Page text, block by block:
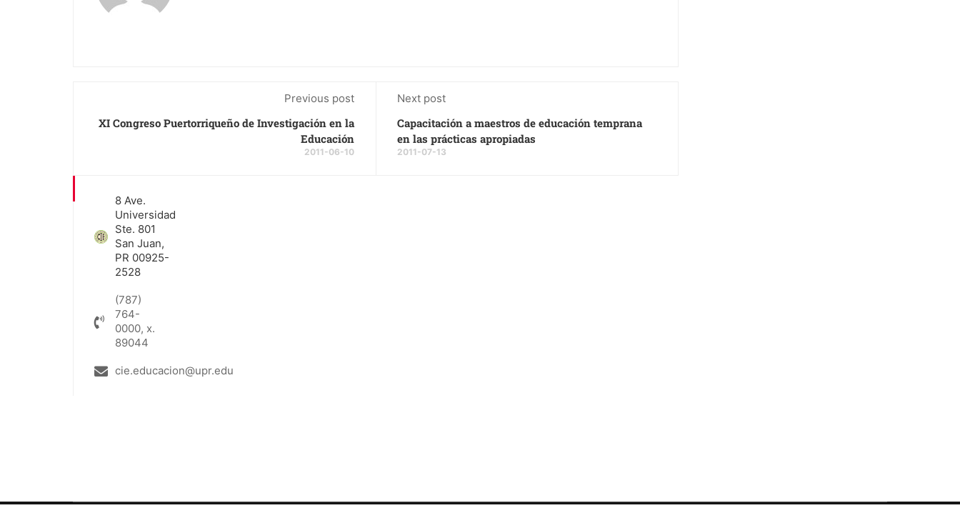
Previous post
XI Congreso Puertorriqueño de Investigación en la
Educación
2011-06-10
Next post
Capacitación a maestros de educación temprana
en las prácticas apropiadas
2011-07-13
8 Ave.
Universidad
Ste. 801
San Juan,
PR 00925-
2528
(787)
764-
0000, x.
89044
cie.educacion@upr.edu